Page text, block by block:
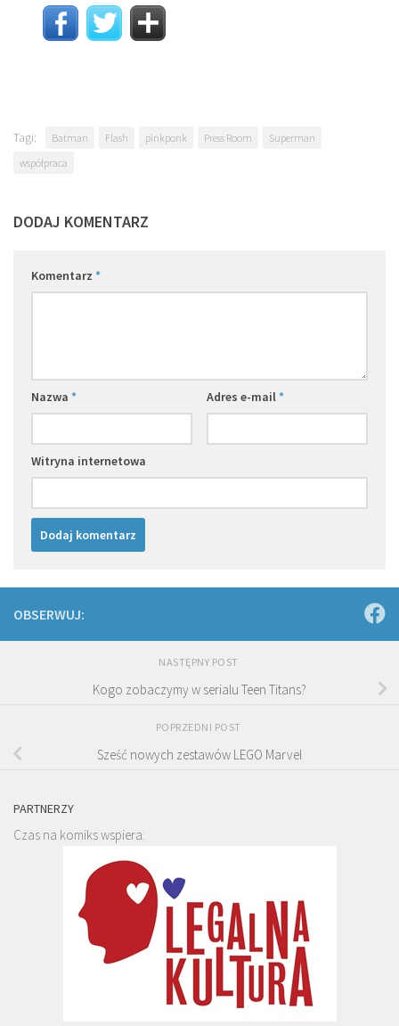
Tagi: Batman Flash pinkponk Press Room
Superman
współpraca
DODAJ KOMENTARZ
Komentarz *
Nazwa * Adres e-mail*
Witryna internetowa
OBSERWUJ:
NASTĘPNY POST
Kogo zobaczymy w serialu Teen Titans?
POPRZEDNI POST
Sześć nowych zestawów LEGO Marvel
PARTNERZY
Czas na komiks wspiera: